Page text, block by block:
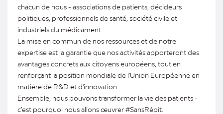
chacun de nous - associations de patients, décideurs
politiques, professionnels de santé, société civile et
industriels du médicament.
La mise en commun de nos ressources et de notre
expertise est la garantie que nos activités apporteront des
avantages concrets aux citoyens européens, tout en
renforçant la position mondiale de l'Union Européenne en
matière de R&D et d'innovation.
Ensemble, nous pouvons transformer la vie des patients -
c’est pourquoi nous allons œuvrer #SansRépit.